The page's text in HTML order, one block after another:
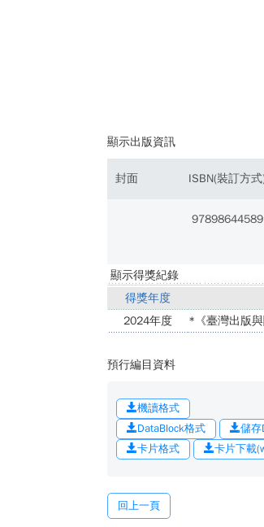
顯示出版資訊
封面 ISBN(裝訂方
顯示得獎紀錄
得獎年度
2024年度
*《臺灣出版
預行編目資料
機讀格式
DataBlock格式
儲存
卡片格式
卡片下載
回上一頁